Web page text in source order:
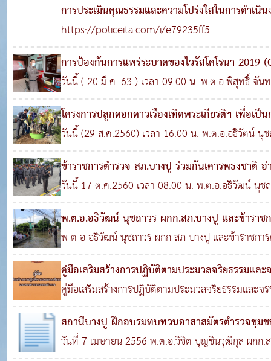
การประเมินคุณธรรมและความโปร่งใสในการดำเนิ
(Integrity and Transparency Assessment:
มีส่วนได้ส่วนเสียภายนอก External Integrity
Assessment (EIT)
08 มี.ค. 2566 0 1,619
https://policeita.com/i/e79235ff5
การป้องกันการแพร่ระบาดของไวรัสโคโรนา 2019
ประชาชนผู้มาติดต่อราชการและเจ้าหน้าที่ตำรวจ
2563 0 3,215
วันนี้ ( 20 มี.ค. 63 ) เวลา 09.00 น. พ.ต.อ.พิสุทธิ์ จัน
, ข้าราชการตำรวจ สภ.บางปู พร้อมด้วยเจ้าหน้าที่กอ
รกษา ได้ฉีดพ่นยาฆ่าเชื้อทำความสะอาด (big
แจ้งความ (one stop service) ห้องทำงานทุกแผน
โครงการปลูกดอกดาวเรืองเทิดพระเกียรติฯ เพื่อเป็
และสนับสนุนในการจัดงานพระราชพิธีถวายพระเ
ส.ค. 2560 0 2,449
วันนี้ (29 ส.ค.2560) เวลา 16.00 น. พ.ต.อ.อธิวัตน์ นุ
พร้อมด้วยข้าราชการตำรวจ สภ.บางปู จัดทำโครงการ
เกียรติฯ เพื่อเป็นการเตรียมความพร้อมและสนับสนุน
ถวายพระเพลิงพระบรมศพ พระบาทสมเด็จพระปรมิ
ข้าราชการตำรวจ สภ.บางปู ร่วมกันเคารพธงชาติ
สัตย์ปฏิญาณ
17 ต.ค. 2560 0 4,093
วันนี้ 17 ต.ค.2560 เวลา 08.00 น. พ.ต.อ.อธิวัฒน์ นุช
ตำรวจภูธรบางปู ข้าราชการตำรวจ สภ.บางปู ร่วมกัน
ผบ.ตร.ถวายสัตย์ปฏิญาณ ท่องอุดมคติตำรวจ ไหว้ศา
ภูธรบางปู ทำบุญเลี้ยงพระ เนื่องในวันตำรวจ
พ.ต.อ.อธิวัฒน์ นุชถาวร ผกก.สภ.บางปู และข้าราช
สะดวกด้านการจราจรให้กับ ประชาชน บริเวณนิค
0 3,463
พ ต อ อธิวัฒน์ นุชถาวร ผกก สภ บางปู และข้าราชกา
สะดวกด้านการจราจรให้กับ ประชาชน บริเวณนิคมอุ
ที่ผ่านมา มีฝนตกห
คู่มือเสริมสร้างการปฏิบัติตามประมวลจริยธรรมแล
19 ก.ค. 2559 0 3,063
คู่มือเสริมสร้างการปฏิบัติตามประมวลจริยธรรมและจ
http: www edupol org eduOrganize
ethicPol pdf
สถานีบางปู ฝึกอบรมทบทวนอาสาสมัตรตำรวจชุม
4,902
วันที่ 7 เมษายน 2556 พ.ต.อ.วิชิต บุญชินวุฒิกุล ผกก.